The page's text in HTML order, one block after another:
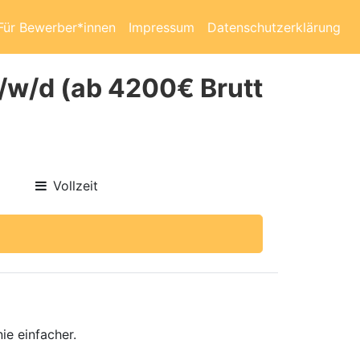
Bewerber*innen Impressum Datenschutzerklärung
w/d (ab 4200€ Brutt
Vollzeit
einfacher.